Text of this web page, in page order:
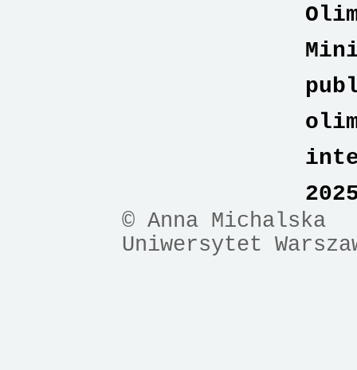
© Anna Michalska
Uniwersytet